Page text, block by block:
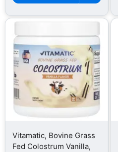
Vitamatic, Bovine Grass
Fed Colostrum Vanilla,